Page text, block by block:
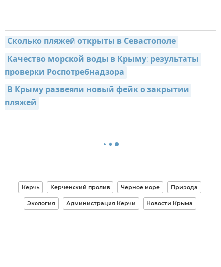
Сколько пляжей открыты в Севастополе
Качество морской воды в Крыму: результаты
проверки Роспотребнадзора
В Крыму развеяли новый фейк о закрытии
пляжей
Керчь Керченский пролив Черное море Природа
Экология Администрация Керчи Новости Крыма